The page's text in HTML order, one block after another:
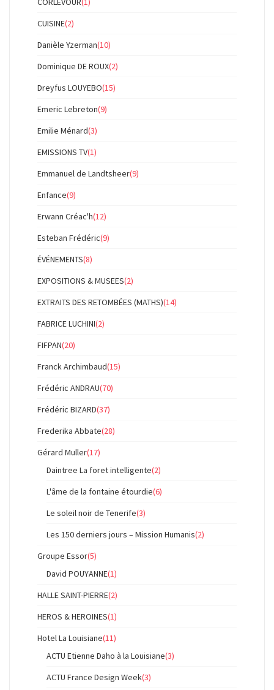
CUISINE(2)
Danièle Yzerman(10)
Dominique DE ROUX(2)
Dreyfus LOUYEBO(15)
Emeric Lebreton(9)
Emilie Ménard(3)
EMISSIONS TV(1)
Emmanuel de Landtsheer(9)
Enfance(9)
Erwann Créac'h(12)
Esteban Frédéric(9)
ÉVÉNEMENTS(8)
EXPOSITIONS & MUSEES(2)
EXTRAITS DES RETOMBÉES (MATHS)(14)
FABRICE LUCHINI(2)
FIFPAN(20)
Franck Archimbaud(15)
Frédéric ANDRAU(70)
Frédéric BIZARD(37)
Frederika Abbate(28)
Gérard Muller(17)
Daintree La foret intelligente(2)
L'âme de la fontaine étourdie(6)
Le soleil noir de Tenerife(3)
Les 150 derniers jours – Mission Humanis(2)
Groupe Essor(5)
David POUYANNE(1)
HALLE SAINT-PIERRE(2)
HEROS & HEROINES(1)
Hotel La Louisiane(11)
ACTU Etienne Daho à la Louisiane(3)
ACTU France Design Week(3)